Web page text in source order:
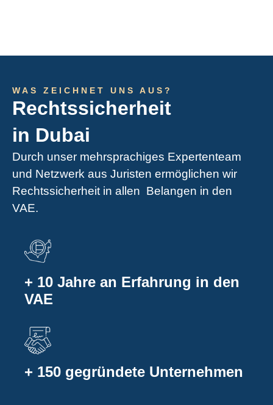
WAS ZEICHNET UNS AUS?
Rechtssicherheit
in Dubai
Durch unser mehrsprachiges Expertenteam
und Netzwerk aus Juristen ermöglichen wir
Rechtssicherheit in allen Belangen in den
VAE.
+ 10 Jahre an Erfahrung in den
VAE
+ 150 gegründete Unternehmen